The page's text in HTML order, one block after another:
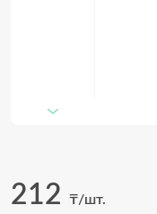
212 ₸/шт.